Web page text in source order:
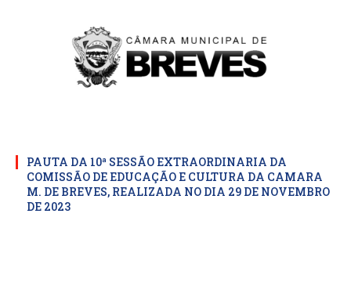
PAUTA DA 10ª SESSÃO EXTRAORDINARIA DA
COMISSÃO DE EDUCAÇÃO E CULTURA DA CAMARA
M. DE BREVES, REALIZADA NO DIA 29 DE NOVEMBRO
DE 2023